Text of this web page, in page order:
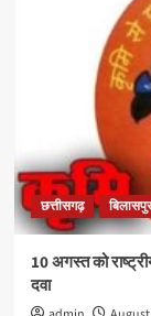
छत्तीसगढ़ बिलासपुर
10 अगस्त को
दवा